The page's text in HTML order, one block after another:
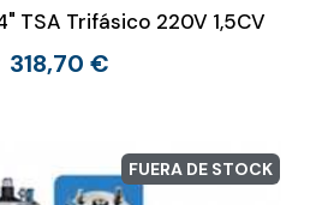
TSA Trifásico 220V 1,5CV
318,70 €
FUERA DE STOCK